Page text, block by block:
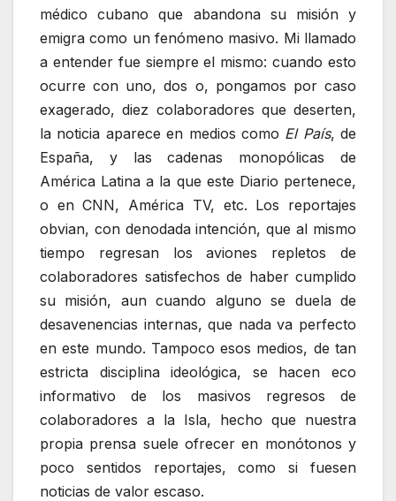
médico cubano que abandona su misión y
emigra como un fenómeno masivo. Mi llamado
a entender fue siempre el mismo: cuando esto
ocurre con uno, dos o, pongamos por caso
exagerado, diez colaboradores que deserten,
la noticia aparece en medios como El País, de
España, y las cadenas monopólicas de
América Latina a la que este Diario pertenece,
o en CNN, América TV, etc. Los reportajes
obvian, con denodada intención, que al mismo
tiempo regresan los aviones repletos de
colaboradores satisfechos de haber cumplido
su misión, aun cuando alguno se duela de
desavenencias internas, que nada va perfecto
en este mundo. Tampoco esos medios, de tan
estricta disciplina ideológica, se hacen eco
informativo de los masivos regresos de
colaboradores a la Isla, hecho que nuestra
propia prensa suele ofrecer en monótonos y
poco sentidos reportajes, como si fuesen
noticias de valor escaso.